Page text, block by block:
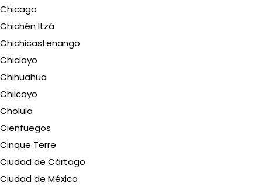
Chicago
Chichén Itzá
Chichicastenango
Chiclayo
Chihuahua
Chilcayo
Cholula
Cienfuegos
Cinque Terre
Ciudad de Cártago
Ciudad de México